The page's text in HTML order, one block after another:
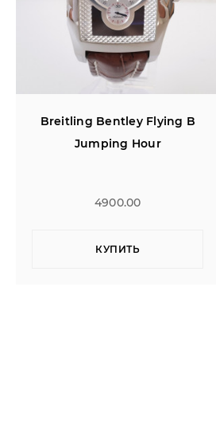
Breitling Bentley Flying B
Jumping Hour
4900.00
КУПИТЬ